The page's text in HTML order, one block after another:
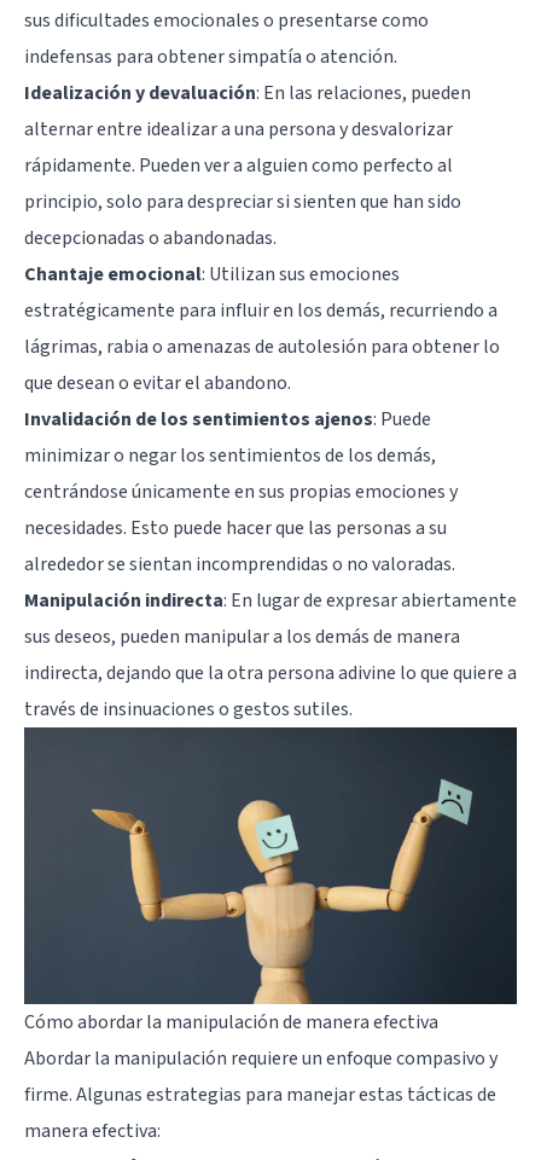
sus dificultades emocionales o presentarse como
indefensas para obtener simpatía o atención.
Idealización y devaluación: En las relaciones, pueden
alternar entre idealizar a una persona y desvalorizar
rápidamente. Pueden ver a alguien como perfecto al
principio, solo para despreciar si sienten que han sido
decepcionadas o abandonadas.
Chantaje emocional: Utilizan sus emociones
estratégicamente para influir en los demás, recurriendo a
lágrimas, rabia o amenazas de autolesión para obtener lo
que desean o evitar el abandono.
Invalidación de los sentimientos ajenos: Puede
minimizar o negar los sentimientos de los demás,
centrándose únicamente en sus propias emociones y
necesidades. Esto puede hacer que las personas a su
alrededor se sientan incomprendidas o no valoradas.
Manipulación indirecta: En lugar de expresar abiertamente
sus deseos, pueden manipular a los demás de manera
indirecta, dejando que la otra persona adivine lo que quiere a
través de insinuaciones o gestos sutiles.
Cómo abordar la manipulación de manera efectiva
Abordar la manipulación requiere un enfoque compasivo y
firme. Algunas estrategias para manejar estas tácticas de
manera efectiva: